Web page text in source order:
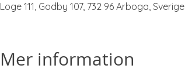
Loge 111, Godby 107, 732 96 Arboga, Sverige
Mer information